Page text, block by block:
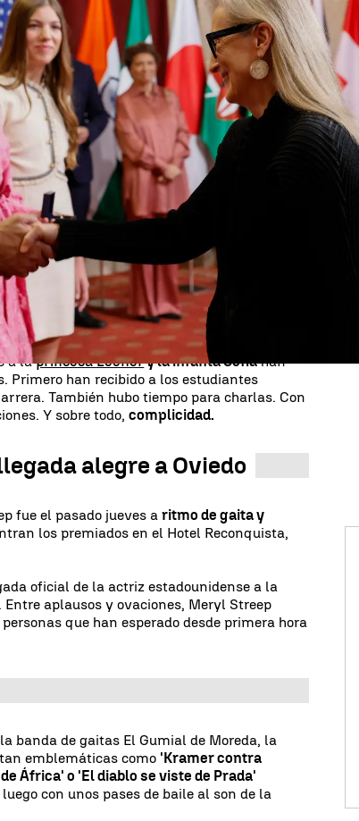
WhatsappFacebook Linkedin
pisado la tierra dentro del mundo del cine
ni John Williams, ni Daniel Day-
a los Oscar es ella. Tras recibir todos los
uno muy diferente,
tal y como dijo la propia
elpremio Princesa de Asturias de las
todos los galardonados con los Premios
de mucha complicidad, también con
a laprincesa Leonory la infanta Sofíahan
Primero han recibido a los estudiantes
También hubo tiempo para charlas. Con
Y sobre todo,complicidad.
alegre a Oviedo
fue el pasado jueves aritmo de gaita y
los premiados en el Hotel Reconquista,
oficial de la actriz estadounidense a la
aplausos y ovaciones, Meryl Streep
que han esperado desde primera hora
banda de gaitas El Gumial de Moreda, la
emblemáticas como 'Kramer contra
África' o 'El diablo se viste de Prada'
con unos pases de baile al son de la